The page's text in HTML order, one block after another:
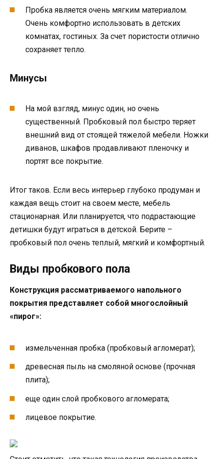
Пробка является очень мягким материалом.
Очень комфортно использовать в детских
комнатах, гостиных. За счет пористости отлично
сохраняет тепло.
Минусы
На мой взгляд, минус один, но очень
существенный. Пробковый пол быстро теряет
внешний вид от стоящей тяжелой мебели. Ножки
диванов, шкафов продавливают пленочку и
портят все покрытие.
Итог таков. Если весь интерьер глубоко продуман и
каждая вещь стоит на своем месте, мебель
стационарная. Или планируется, что подрастающие
детишки будут играться в детской. Берите –
пробковый пол очень теплый, мягкий и комфортный.
Виды пробкового пола
Конструкция рассматриваемого напольного
покрытия представляет собой многослойный
«пирог»:
измельченная пробка (пробковый агломерат);
древесная пыль на смоляной основе (прочная
плита);
еще один слой пробкового агломерата;
лицевое покрытие.